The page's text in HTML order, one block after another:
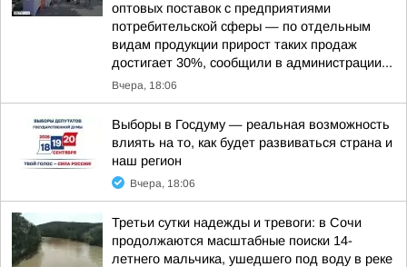
оптовых поставок с предприятиями
потребительской сферы — по отдельным
видам продукции прирост таких продаж
достигает 30%, сообщили в администрации...
Вчера, 18:06
Выборы в Госдуму — реальная возможность
влиять на то, как будет развиваться страна и
наш регион
Вчера, 18:06
Третьи сутки надежды и тревоги: в Сочи
продолжаются масштабные поиски 14-
летнего мальчика, ушедшего под воду в реке